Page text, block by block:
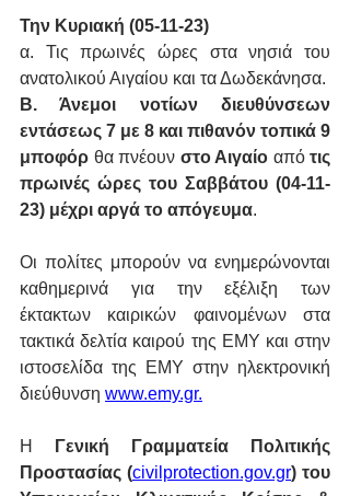
Την Κυριακή (05-11-23)
α. Τις πρωινές ώρες στα νησιά του
ανατολικού Αιγαίου και τα Δωδεκάνησα.
Β. Άνεμοι νοτίων διευθύνσεων
εντάσεως 7 με 8 και πιθανόν τοπικά 9
μποφόρ θα πνέουν στο Αιγαίο από τις
πρωινές ώρες του Σαββάτου (04-11-
23) μέχρι αργά το απόγευμα.
Οι πολίτες μπορούν να ενημερώνονται
καθημερινά για την εξέλιξη των
έκτακτων καιρικών φαινομένων στα
τακτικά δελτία καιρού της ΕΜΥ και στην
ιστοσελίδα της ΕΜΥ στην ηλεκτρονική
διεύθυνση www.emy.gr.
Η
Γενική Γραμματεία Πολιτικής
Προστασίας (civilprotection.gov.gr) του